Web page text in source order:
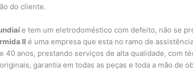
do cliente.
e tem um eletrodoméstico com defeito, não se
II é uma empresa que esta no ramo de
40 anos, prestando serviços de alta qualidade, com
garantia em todas as peças e toda a mão de